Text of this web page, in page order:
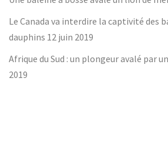
Le Canada va interdire la captivité des
dauphins 12 juin 2019
Afrique du Sud : un plongeur avalé par
2019